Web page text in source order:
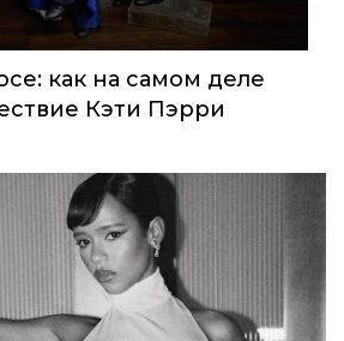
как на самом деле
Кэти Пэрри